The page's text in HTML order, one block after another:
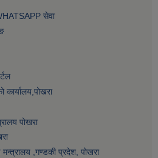
सेवा
कार्यालय,पोखरा
पोखरा
मन्त्रालय ,गण्डकी प्रदेश, पोखरा